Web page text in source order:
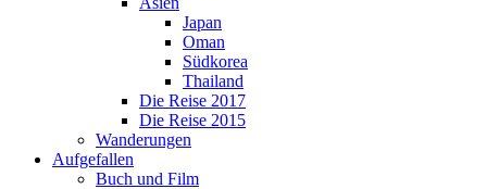
Japan
Oman
Südkorea
Thailand
Die Reise 2017
Die Reise 2015
Wanderungen
Aufgefallen
Buch und Film